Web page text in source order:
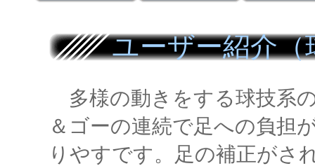
ユーザー紹介（
多様の動きをする球技系
＆ゴーの連続で足への負担
りやすです。足の補正がさ